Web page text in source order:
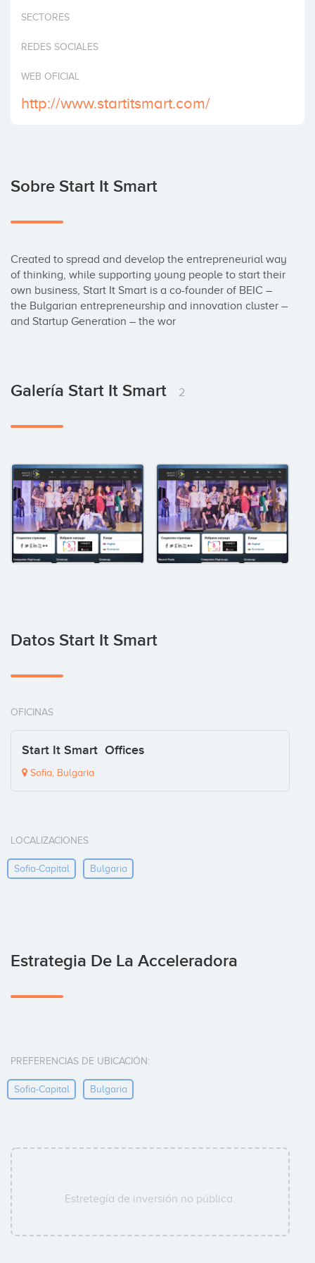
Invertir
SECTORES
REDES SOCIALES
WEB OFICIAL
http://www.startitsmart.com/
Sobre Start It Smart
Created to spread and develop the entrepreneurial way
of thinking, while supporting young people to start their
own business, Start It Smart is a co-founder of BEIC –
the Bulgarian entrepreneurship and innovation cluster –
and Startup Generation – the wor
Galería Start It Smart 2
Datos Start It Smart
OFICINAS
Start It Smart Offices
Sofia, Bulgaria
LOCALIZACIONES
Sofia-Capital Bulgaria
Estrategia De La Acceleradora
PREFERENCIAS DE UBICACIÓN:
Sofia-Capital Bulgaria
Estretegía de inversión no pública.